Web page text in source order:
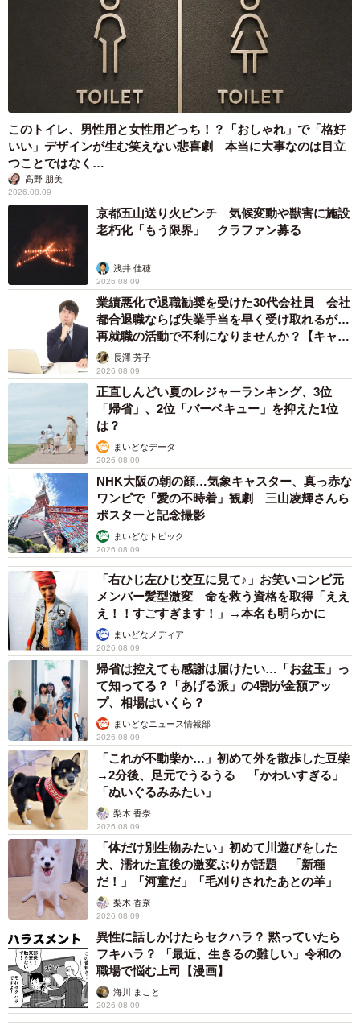
らんちゃんのことも大好きなんだニャ
7/10
らんちゃん（左）と一緒にまったり中だニャ
そんなジェームズも今年の4月で11歳。人間の歳で言うと
60歳の高齢猫だ。小さいころとはまるで性格が変わり、ク
ールになった。
しかし、実家を離れた息子が帰って来るとジェームズは
いつもべったり甘えてくる。ジェームズは助けてくれた恩
を持ち続けている。
8/10
保護当時は小4だった息子さんも大学生に…今でもジェームズとは大の仲
良しです
このトイレ、男性用と女性用どっち！？「おしゃれ」で「格好
いい」デザインが生む笑えない悲喜劇 本当に大事なのは目立
つことではなく…
高野 朋美
2026.08.09
京都五山送り火ピンチ 気候変動や獣害に施設
老朽化「もう限界」 クラファン募る
浅井 佳穂
2026.08.09
業績悪化で退職勧奨を受けた30代会社員 会社
都合退職ならば失業手当を早く受け取れるが…
再就職の活動で不利になりませんか？【キャリ
アカウンセラーが解説】
長澤 芳子
2026.08.09
正直しんどい夏のレジャーランキング、3位
「帰省」、2位「バーベキュー」を抑えた1位
は？
まいどなデータ
2026.08.09
NHK大阪の朝の顔…気象キャスター、真っ赤な
ワンピで「愛の不時着」観劇 三山凌輝さんら
ポスターと記念撮影
まいどなトピック
2026.08.09
「右ひじ左ひじ交互に見て♪」お笑いコンビ元
メンバー髪型激変 命を救う資格を取得「ええ
え！！すごすぎます！」→本名も明らかに
まいどなメディア
2026.08.09
帰省は控えても感謝は届けたい…「お盆玉」っ
て知ってる？「あげる派」の4割が金額アッ
プ、相場はいくら？
まいどなニュース情報部
2026.08.09
「これが不動柴か…」初めて外を散歩した豆柴
→2分後、足元でうるうる 「かわいすぎる」
「ぬいぐるみみたい」
梨木 香奈
2026.08.09
「体だけ別生物みたい」初めて川遊びをした
犬、濡れた直後の激変ぶりが話題 「新種
だ！」「河童だ」「毛刈りされたあとの羊」
梨木 香奈
2026.08.09
異性に話しかけたらセクハラ？ 黙っていたら
フキハラ？ 「最近、生きるの難しい」令和の
職場で悩む上司【漫画】
海川 まこと
2026.08.09